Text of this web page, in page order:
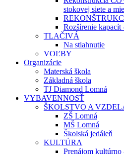
stokovej siete a
Rozšírenie kapacít
TLAČIVÁ
Na stiahnutie
VOĽBY
Organizácie
Materská škola
Základná škola
TJ Diamond Lomná
VYBAVENNOSŤ
ŠKOLSTVO A
ZŠ Lomná
MŠ Lomná
Školská jedáleň
KULTÚRA
Prenájom kultúrno